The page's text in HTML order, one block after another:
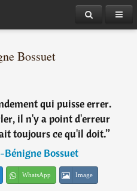
Bossuet
qui puisse errer.
il n'y a point d'erreur
toujours ce qu'il doit.”
Bénigne Bossuet
WhatsApp Image